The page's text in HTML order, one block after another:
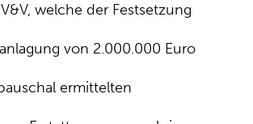
welche der Festsetzung
von 2.000.000 Euro
ermittelten